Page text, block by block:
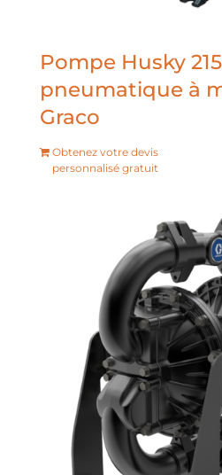
Pompe Husky
pneumatique à
Graco
Obtenez votre devis
personnalisé gratuit